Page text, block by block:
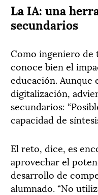
La IA: una
secundarios
Como ingeniero de
conoce bien el
educación. Aunque
digitalización,
secundarios:
capacidad de
El reto, dice, es
aprovechar el
desarrollo de
alumnado. “No